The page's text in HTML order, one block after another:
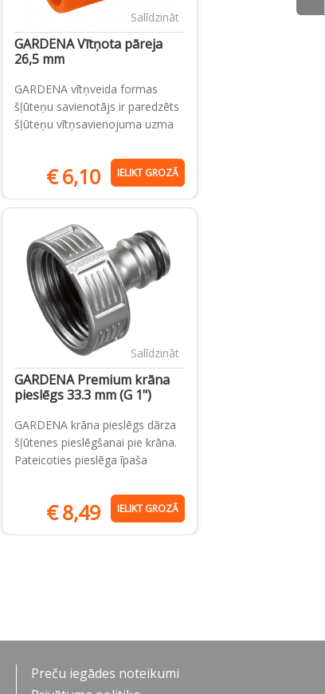
Salīdzināt
GARDENA Vītņota pāreja
26,5 mm
GARDENA vītņveida formas
šļūteņu savienotājs ir paredzēts
šļūteņu vītņsavienojuma uzma
€6,10 IELIKT GROZĀ
Salīdzināt
GARDENA Premium krāna
pieslēgs 33.3 mm (G 1")
GARDENA krāna pieslēgs dārza
šļūtenes pieslēgšanai pie krāna.
Pateicoties pieslēga īpaša
€8,49 IELIKT GROZĀ
Preču iegādes noteikumi